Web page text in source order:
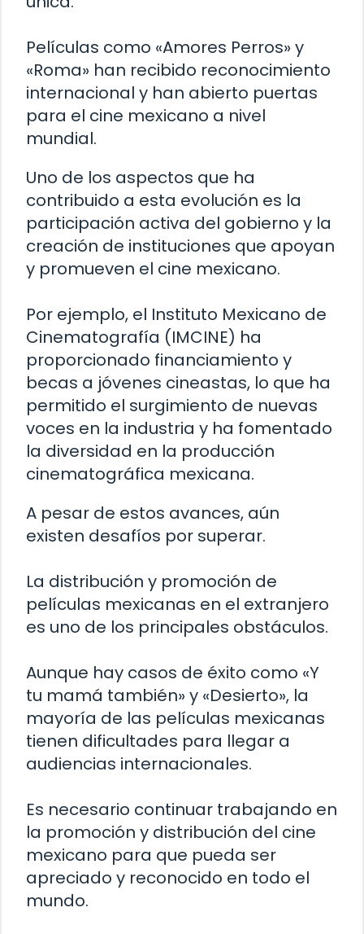
Películas como «Amores Perros» y
«Roma» han recibido reconocimiento
internacional y han abierto puertas
para el cine mexicano a nivel
mundial.
Uno de los aspectos que ha
contribuido a esta evolución es la
participación activa del gobierno y la
creación de instituciones que apoyan
y promueven el cine mexicano.
Por ejemplo, el Instituto Mexicano de
Cinematografía (IMCINE) ha
proporcionado financiamiento y
becas a jóvenes cineastas, lo que ha
permitido el surgimiento de nuevas
voces en la industria y ha fomentado
la diversidad en la producción
cinematográfica mexicana.
A pesar de estos avances, aún
existen desafíos por superar.
La distribución y promoción de
películas mexicanas en el extranjero
es uno de los principales obstáculos.
Aunque hay casos de éxito como «Y
tu mamá también» y «Desierto», la
mayoría de las películas mexicanas
tienen dificultades para llegar a
audiencias internacionales.
Es necesario continuar trabajando en
la promoción y distribución del cine
mexicano para que pueda ser
apreciado y reconocido en todo el
mundo.